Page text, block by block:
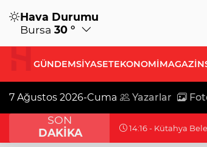
Hava Durumu
Bursa 30 °
GÜNDEMSİYASETEKONOMİMAGAZİN
7 Ağustos 2026-Cuma Yazarlar
SON
DAKİKA
14:16 - Kütahya